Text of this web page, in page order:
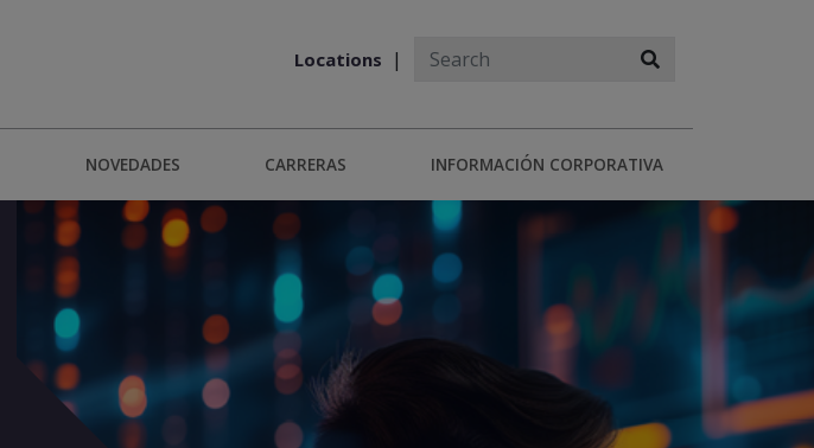
Locations
NOVEDADES CARRERAS INFORMACIÓN CORPORATIVA